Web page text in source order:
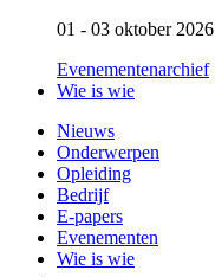
01 - 03 oktober 2026
Evenementenarchief
Wie is wie
Nieuws
Onderwerpen
Opleiding
Bedrijf
E-papers
Evenementen
Wie is wie